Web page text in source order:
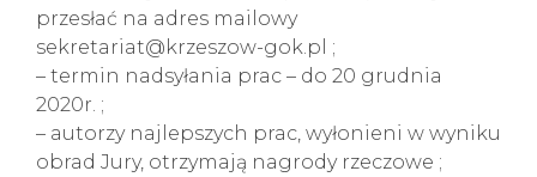
przesłać na adres mailowy
sekretariat@krzeszow-gok.pl ;
– termin nadsyłania prac – do 20 grudnia
2020r. ;
– autorzy najlepszych prac, wyłonieni w wyniku
obrad Jury, otrzymają nagrody rzeczowe ;